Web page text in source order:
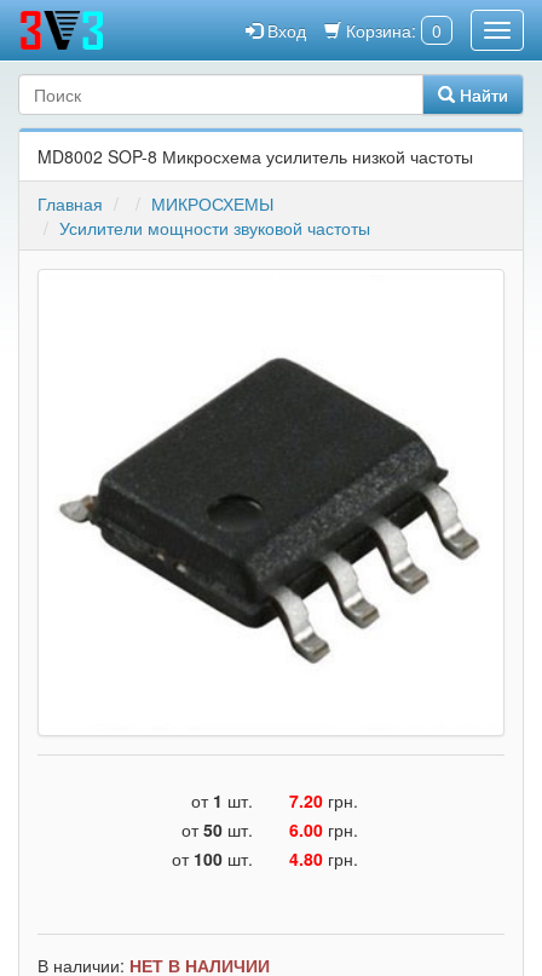
Корзина: 0
Вход
Найти
MD8002 SOP-8 Микросхема усилитель низкой частоты
Главная
МИКРОСХЕМЫ
Усилители мощности звуковой частоты
от 1 шт. 7.20 грн.
от50 шт. 6.00 грн.
от 100 шт. 4.80 грн.
В наличии: НЕТ В НАЛИЧИИ